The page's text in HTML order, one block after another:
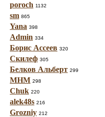
poroch 1132
sm 865
Yana 398
Admin 334
Борис Ассеев 320
Скилеф 305
Белков Альберт 299
МНМ 298
Chuk 220
alek48s 216
Grozniy 212